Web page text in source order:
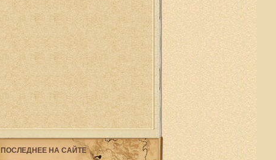
ПОСЛЕДНЕЕ НА САЙТЕ